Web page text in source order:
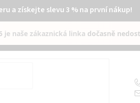
a získejte slevu 3 % na první nákup!
je naše zákaznická linka dočasně